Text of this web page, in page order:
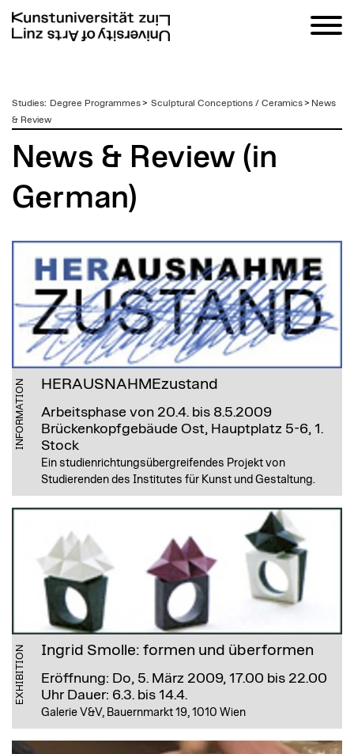
zum
Inhalt
Studies: Degree Programmes> Sculptural Conceptions / Ceramics> News
& Review
News & Review (in
German)
INFORMATION HERAUSNAHMEzustand
Arbeitsphase von 20.4. bis 8.5.2009
Brückenkopfgebäude Ost, Hauptplatz 5-6, 1.
Stock
Ein studienrichtungsübergreifendes Projekt von
Studierenden des Institutes für Kunst und Gestaltung.
EXHIBITION Ingrid Smolle: formen und überformen
Eröffnung: Do, 5. März 2009, 17.00 bis 22.00
Uhr Dauer: 6.3. bis 14.4.
Galerie V&V, Bauernmarkt 19, 1010 Wien